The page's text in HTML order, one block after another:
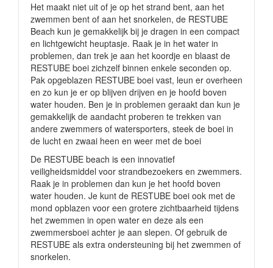
Het maakt niet uit of je op het strand bent, aan het
zwemmen bent of aan het snorkelen, de RESTUBE
Beach kun je gemakkelijk bij je dragen in een compact
en lichtgewicht heuptasje. Raak je in het water in
problemen, dan trek je aan het koordje en blaast de
RESTUBE boei zichzelf binnen enkele seconden op.
Pak opgeblazen RESTUBE boei vast, leun er overheen
en zo kun je er op blijven drijven en je hoofd boven
water houden. Ben je in problemen geraakt dan kun je
gemakkelijk de aandacht proberen te trekken van
andere zwemmers of watersporters, steek de boei in
de lucht en zwaai heen en weer met de boei
De RESTUBE beach is een innovatief
veiligheidsmiddel voor strandbezoekers en zwemmers.
Raak je in problemen dan kun je het hoofd boven
water houden. Je kunt de RESTUBE boei ook met de
mond opblazen voor een grotere zichtbaarheid tijdens
het zwemmen in open water en deze als een
zwemmersboei achter je aan slepen. Of gebruik de
RESTUBE als extra ondersteuning bij het zwemmen of
snorkelen.